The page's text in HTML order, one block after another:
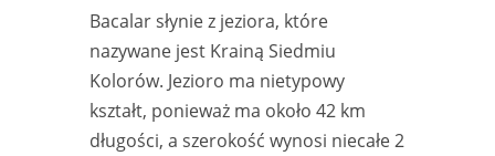
Bacalar słynie z jeziora, które
nazywane jest Krainą Siedmiu
Kolorów. Jezioro ma nietypowy
kształt, ponieważ ma około 42 km
długości, a szerokość wynosi niecałe 2